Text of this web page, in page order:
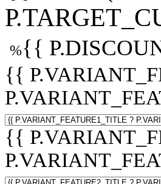
%{{
{{
{{